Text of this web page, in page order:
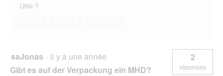
Utile ?
saJonas · il y a une année
Gibt es auf der Verpackung ein MHD?
2
réponses